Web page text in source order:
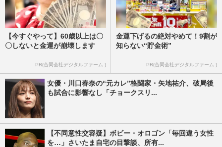
【今すぐやって】60歳以上は〇
〇しないと金運が崩壊します
PR(合同会社デジタルファーム )
金運下げるの絶対やめて！9割が
知らない“貯金術”
PR(合同会社デジタルファーム )
女優・川口春奈の“元カレ”格闘家・矢地祐介、破局後
も試合に影響なし「チョークスリ...
【不同意性交容疑】ボビー・オロゴン「毎回違う女性
を…」さいたま自宅の目撃談、所有...